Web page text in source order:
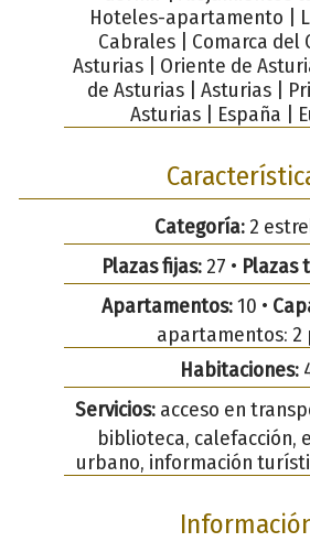
Hoteles-apartamento |
Cabrales | Comarca del
Asturias | Oriente de
de Asturias | Asturias |
Asturias | España |
Categoría: 2
Plazas fijas:27 • Plazas
Apartamentos:10 •
apartamentos: 2
Habitaciones:
Servicios: acceso en
biblioteca, calefacción,
urbano, información